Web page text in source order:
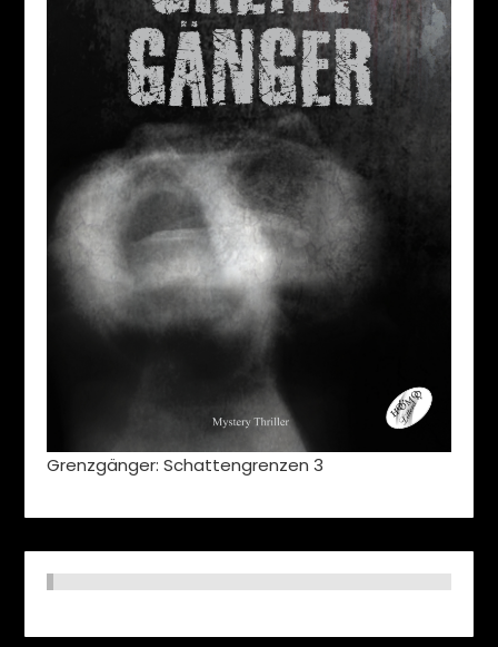
Grenzgänger: Schattengrenzen 3